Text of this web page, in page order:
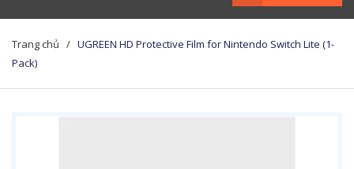
Trang chủ / UGREEN HD Protective Film for Nintendo Switch Lite (1-
Pack)